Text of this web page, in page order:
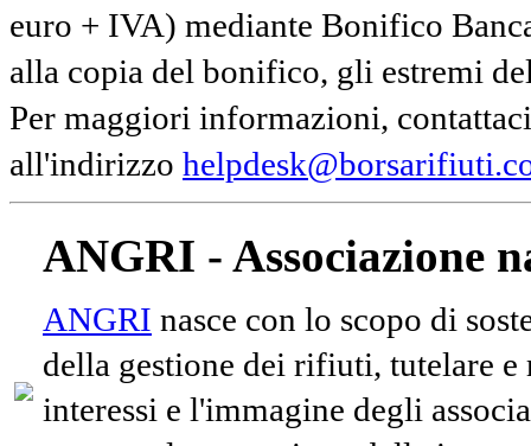
euro + IVA) mediante Bonifico
alla copia del bonifico, gli estremi
Per maggiori informazioni,
all'indirizzo
ANGRI - Associazione
ANGRI nasce con lo scopo di
della gestione dei rifiuti, tutelare e
interessi e l'immagine degli